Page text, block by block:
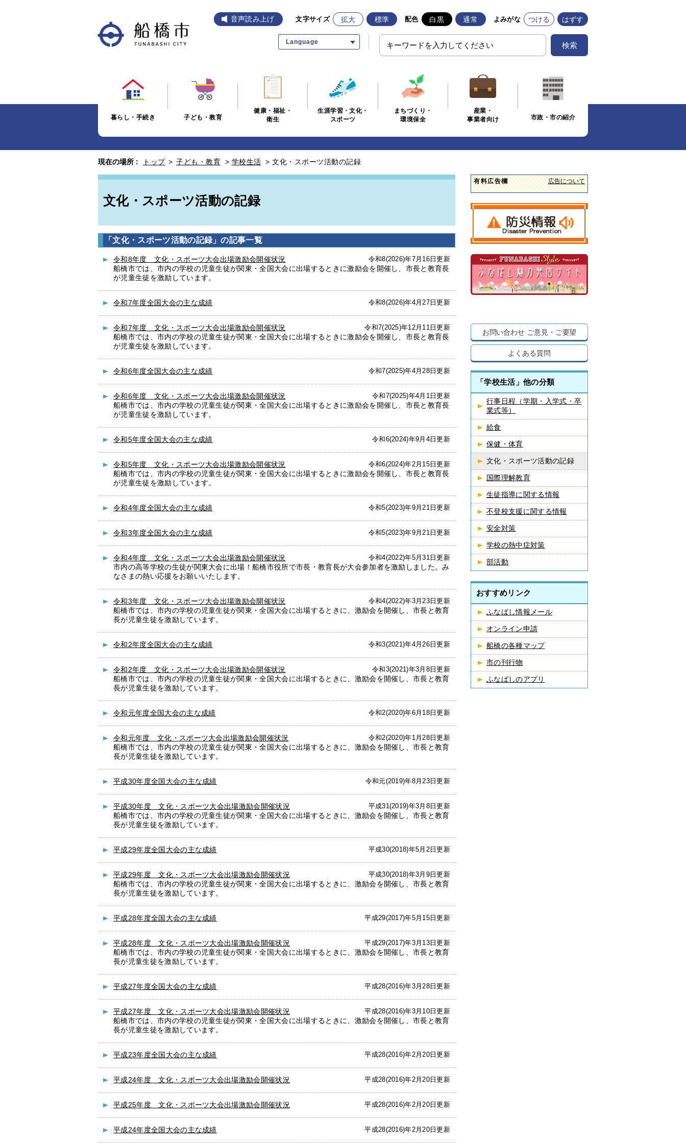
音声読み上げ 文字サイズ 拡大 標準 配色 白黒 通常 よみがな つける はずす
Language 検索
暮らし・手続き 子ども・教育
健康・福祉・
衛生
生涯学習・文化・
スポーツ
まちづくり・
環境保全
産業・
事業者向け
市政・市の紹介
現在の場所 : トップ > 子ども・教育 > 学校生活 > 文化・スポーツ活動の記録
文化・スポーツ活動の記録
「文化・スポーツ活動の記録」の記事一覧
令和8年度 文化・スポーツ大会出場激励会開催状況 令和8(2026)年7月16日更新
船橋市では、市内の学校の児童生徒が関東・全国大会に出場するときに激励会を開催し、市長と教育長
が児童生徒を激励しています。
令和7年度全国大会の主な成績 令和8(2026)年4月27日更新
令和7年度 文化・スポーツ大会出場激励会開催状況 令和7(2025)年12月11日更新
船橋市では、市内の学校の児童生徒が関東・全国大会に出場するときに激励会を開催し、市長と教育長
が児童生徒を激励しています。
令和6年度全国大会の主な成績 令和7(2025)年4月28日更新
令和6年度 文化・スポーツ大会出場激励会開催状況 令和7(2025)年4月1日更新
船橋市では、市内の学校の児童生徒が関東・全国大会に出場するときに激励会を開催し、市長と教育長
が児童生徒を激励しています。
令和5年度全国大会の主な成績 令和6(2024)年9月4日更新
令和5年度 文化・スポーツ大会出場激励会開催状況 令和6(2024)年2月15日更新
船橋市では、市内の学校の児童生徒が関東・全国大会に出場するときに激励会を開催し、市長と教育長
が児童生徒を激励しています。
令和4年度全国大会の主な成績 令和5(2023)年9月21日更新
令和3年度全国大会の主な成績 令和5(2023)年9月21日更新
令和4年度 文化・スポーツ大会出場激励会開催状況 令和4(2022)年5月31日更新
市内の高等学校の生徒が関東大会に出場！船橋市役所で市長・教育長が大会参加者を激励しました。み
なさまの熱い応援をお願いいたします。
令和3年度 文化・スポーツ大会出場激励会開催状況 令和4(2022)年3月23日更新
船橋市では、市内の学校の児童生徒が関東・全国大会に出場するときに、激励会を開催し、市長と教育
長が児童生徒を激励しています。
令和2年度全国大会の主な成績 令和3(2021)年4月26日更新
令和2年度 文化・スポーツ大会出場激励会開催状況 令和3(2021)年3月8日更新
船橋市では、市内の学校の児童生徒が関東・全国大会に出場するときに、激励会を開催し、市長と教育
長が児童生徒を激励しています。
令和元年度全国大会の主な成績 令和2(2020)年6月18日更新
令和元年度 文化・スポーツ大会出場激励会開催状況 令和2(2020)年1月28日更新
船橋市では、市内の学校の児童生徒が関東・全国大会に出場するときに、激励会を開催し、市長と教育
長が児童生徒を激励しています。
平成30年度全国大会の主な成績 令和元(2019)年8月23日更新
平成30年度 文化・スポーツ大会出場激励会開催状況 平成31(2019)年3月8日更新
船橋市では、市内の学校の児童生徒が関東・全国大会に出場するときに、激励会を開催し、市長と教育
長が児童生徒を激励しています。
平成29年度全国大会の主な成績 平成30(2018)年5月2日更新
平成29年度 文化・スポーツ大会出場激励会開催状況 平成30(2018)年3月9日更新
船橋市では、市内の学校の児童生徒が関東・全国大会に出場するときに、激励会を開催し、市長と教育
長が児童生徒を激励しています。
平成28年度全国大会の主な成績 平成29(2017)年5月15日更新
平成28年度 文化・スポーツ大会出場激励会開催状況 平成29(2017)年3月13日更新
船橋市では、市内の学校の児童生徒が関東・全国大会に出場するときに、激励会を開催し、市長と教育
長が児童生徒を激励しています。
平成27年度全国大会の主な成績 平成28(2016)年3月28日更新
平成27年度 文化・スポーツ大会出場激励会開催状況 平成28(2016)年3月10日更新
船橋市では、市内の学校の児童生徒が関東・全国大会に出場するときに、激励会を開催し、市長と教育
長が児童生徒を激励しています。
平成23年度全国大会の主な成績 平成28(2016)年2月20日更新
平成24年度 文化・スポーツ大会出場激励会開催状況 平成28(2016)年2月20日更新
平成25年度 文化・スポーツ大会出場激励会開催状況 平成28(2016)年2月20日更新
平成24年度全国大会の主な成績 平成28(2016)年2月20日更新
有料広告欄 広告について
お問い合わせ ご意見・ご要望
よくある質問
「学校生活」他の分類
行事日程（学期・入学式・卒
業式等）
給食
保健・体育
文化・スポーツ活動の記録
国際理解教育
生徒指導に関する情報
不登校支援に関する情報
安全対策
学校の熱中症対策
部活動
おすすめリンク
ふなばし情報メール
オンライン申請
船橋の各種マップ
市の刊行物
ふなばしのアプリ